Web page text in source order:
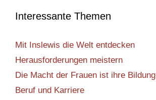
Interessante Themen
Mit Inslewis die Welt entdecken
Herausforderungen meistern
Die Macht der Frauen ist ihre Bildung
Beruf und Karriere